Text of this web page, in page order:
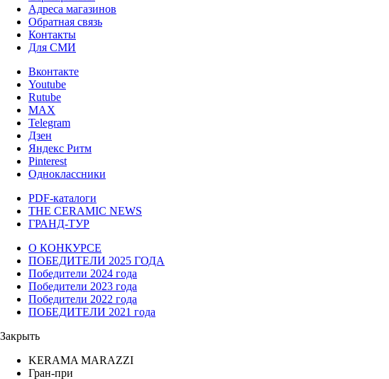
Адреса магазинов
Обратная связь
Контакты
Для СМИ
Вконтакте
Youtube
Rutube
MAX
Telegram
Дзен
Яндекс Ритм
Pinterest
Одноклассники
PDF-каталоги
THE CERAMIC NEWS
ГРАНД-ТУР
О КОНКУРСЕ
ПОБЕДИТЕЛИ 2025 ГОДА
Победители 2024 года
Победители 2023 года
Победители 2022 года
ПОБЕДИТЕЛИ 2021 года
Закрыть
KERAMA MARAZZI
Гран-при